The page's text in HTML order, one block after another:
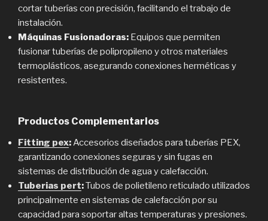
cortar tuberías con precisión, facilitando el trabajo de
instalación.
Máquinas Fusionadoras: Equipos que permiten
fusionar tuberías de polipropileno y otros materiales
termoplásticos, asegurando conexiones herméticas y
resistentes.
Productos Complementarios
Fitting pex:Accesorios diseñados para tuberías PEX,
garantizando conexiones seguras y sin fugas en
sistemas de distribución de agua y calefacción.
Tuberias pert:Tubos de polietileno reticulado utilizados
principalmente en sistemas de calefacción por su
capacidad para soportar altas temperaturas y presiones.